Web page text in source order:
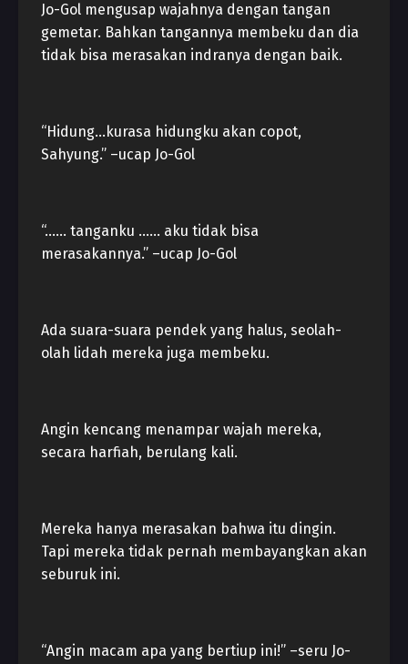
Jo-Gol mengusap wajahnya dengan tangan
gemetar. Bahkan tangannya membeku dan dia
tidak bisa merasakan indranya dengan baik.
“Hidung…kurasa hidungku akan copot,
Sahyung.” –ucap Jo-Gol
“…… tanganku …… aku tidak bisa
merasakannya.” –ucap Jo-Gol
Ada suara-suara pendek yang halus, seolah-
olah lidah mereka juga membeku.
Angin kencang menampar wajah mereka,
secara harfiah, berulang kali.
Mereka hanya merasakan bahwa itu dingin.
Tapi mereka tidak pernah membayangkan akan
seburuk ini.
“Angin macam apa yang bertiup ini!” –seru Jo-